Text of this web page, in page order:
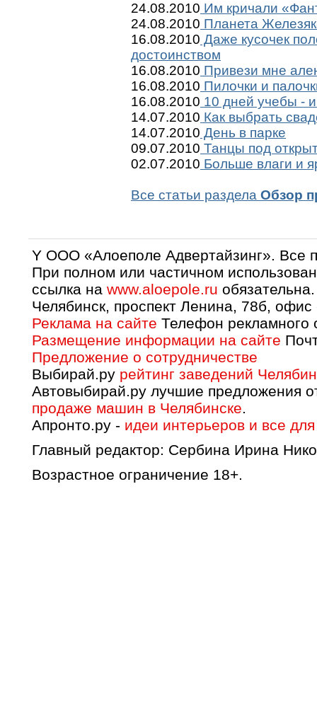
24.08.2010 Им кричали
24.08.2010 Планета
16.08.2010 Даже кусочек
достоинством
16.08.2010 Привези мне
16.08.2010 Пилочки и
16.08.2010 10 дней учебы -
14.07.2010 Как выбрать
14.07.2010 День в парке
09.07.2010 Танцы под
02.07.2010 Больше влаги и
Все статьи раздела Обзор
Y OOO «Алоеполе Адвертайзинг».
При полном или частичном
ссылка на www.aloepole.ru обязательна.
Челябинск, проспект Ленина, 78б, офис
Реклама на сайте Телефон рекламного
Размещение информации на сайте
Предложение о сотрудничестве
Выбирай.ру рейтинг заведений
Автовыбирай.ру лучшие предложения
продаже машин в Челябинске.
Апронто.ру - идеи интерьеров и все
Главный редактор: Сербина Ирина
Возрастное ограничение 18+.